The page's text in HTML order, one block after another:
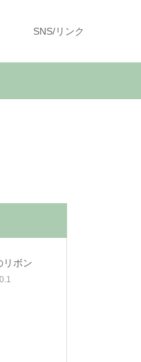
SNS/リンク
リボン